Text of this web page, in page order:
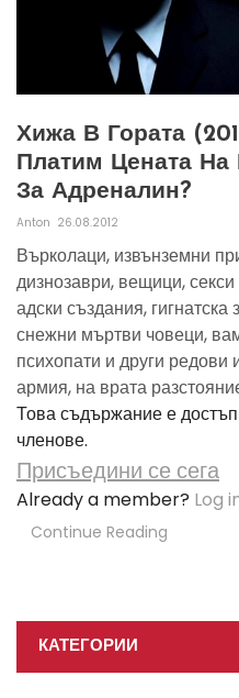
Хижа В Гората
Платим Цената На
За Адреналин?
Anton 26.08.2012
Върколаци, извънземни
дизнозаври, вещици,
адски създания,
снежни мъртви човеци,
психопати и други
армия, на врата
Това съдържание е
членове.
Присъедини се сега
Already a member? Log
Continue Reading
КАТЕГОРИИ